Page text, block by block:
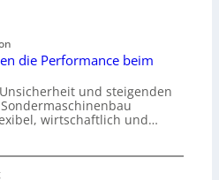
die Performance beim
und steigenden
wirtschaftlich und…